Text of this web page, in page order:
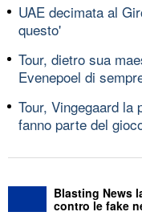
UAE decimata al
questo'
Tour, dietro sua
Evenepoel di
Tour, Vingegaard la
fanno parte del
Blasting News
contro le fake